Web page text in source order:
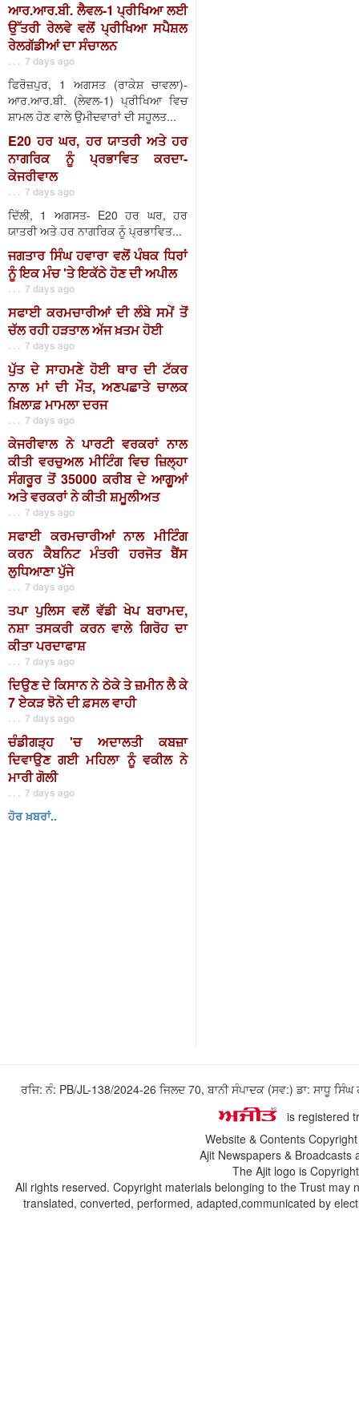
ਆਰ.ਆਰ.ਬੀ. ਲੈਵਲ-1 ਪ੍ਰੀਖਿਆ ਲਈ
ਉੱਤਰੀ ਰੇਲਵੇ ਵਲੋਂ ਪ੍ਰੀਖਿਆ ਸਪੈਸ਼ਲ
ਰੇਲਗੱਡੀਆਂ ਦਾ ਸੰਚਾਲਨ
. . . 7 days ago
ਫਿਰੋਜ਼ਪੁਰ, 1 ਅਗਸਤ (ਰਾਕੇਸ਼ ਚਾਵਲਾ)-
ਆਰ.ਆਰ.ਬੀ. (ਲੇਵਲ-1) ਪ੍ਰੀਖਿਆ ਵਿਚ
ਸ਼ਾਮਲ ਹੋਣ ਵਾਲੇ ਉਮੀਦਵਾਰਾਂ ਦੀ ਸਹੂਲਤ...
E20 ਹਰ ਘਰ, ਹਰ ਯਾਤਰੀ ਅਤੇ ਹਰ
ਨਾਗਰਿਕ ਨੂੰ ਪ੍ਰਭਾਵਿਤ ਕਰਦਾ-
ਕੇਜਰੀਵਾਲ
. . . 7 days ago
ਦਿੱਲੀ, 1 ਅਗਸਤ- E20 ਹਰ ਘਰ, ਹਰ
ਯਾਤਰੀ ਅਤੇ ਹਰ ਨਾਗਰਿਕ ਨੂੰ ਪ੍ਰਭਾਵਿਤ...
ਜਗਤਾਰ ਸਿੰਘ ਹਵਾਰਾ ਵਲੋਂ ਪੰਥਕ ਧਿਰਾਂ
ਨੂੰ ਇਕ ਮੰਚ 'ਤੇ ਇਕੱਠੇ ਹੋਣ ਦੀ ਅਪੀਲ
. . . 7 days ago
ਸਫਾਈ ਕਰਮਚਾਰੀਆਂ ਦੀ ਲੰਬੇ ਸਮੇਂ ਤੋਂ
ਚੱਲ ਰਹੀ ਹੜਤਾਲ ਅੱਜ ਖ਼ਤਮ ਹੋਈ
. . . 7 days ago
ਪੁੱਤ ਦੇ ਸਾਹਮਣੇ ਹੋਈ ਥਾਰ ਦੀ ਟੱਕਰ
ਨਾਲ ਮਾਂ ਦੀ ਮੌਤ, ਅਣਪਛਾਤੇ ਚਾਲਕ
ਖ਼ਿਲਾਫ਼ ਮਾਮਲਾ ਦਰਜ
. . . 7 days ago
ਕੇਜਰੀਵਾਲ ਨੇ ਪਾਰਟੀ ਵਰਕਰਾਂ ਨਾਲ
ਕੀਤੀ ਵਰਚੁਅਲ ਮੀਟਿੰਗ ਵਿਚ ਜ਼ਿਲ੍ਹਾ
ਸੰਗਰੂਰ ਤੋਂ 35000 ਕਰੀਬ ਦੇ ਆਗੂਆਂ
ਅਤੇ ਵਰਕਰਾਂ ਨੇ ਕੀਤੀ ਸ਼ਮੂਲੀਅਤ
. . . 7 days ago
ਸਫਾਈ ਕਰਮਚਾਰੀਆਂ ਨਾਲ ਮੀਟਿੰਗ
ਕਰਨ ਕੈਬਨਿਟ ਮੰਤਰੀ ਹਰਜੋਤ ਬੈਂਸ
ਲੁਧਿਆਣਾ ਪੁੱਜੇ
. . . 7 days ago
ਤਪਾ ਪੁਲਿਸ ਵਲੋਂ ਵੱਡੀ ਖੇਪ ਬਰਾਮਦ,
ਨਸ਼ਾ ਤਸਕਰੀ ਕਰਨ ਵਾਲੇ ਗਿਰੋਹ ਦਾ
ਕੀਤਾ ਪਰਦਾਫਾਸ਼
. . . 7 days ago
ਦਿਉਣ ਦੇ ਕਿਸਾਨ ਨੇ ਠੇਕੇ ਤੇ ਜ਼ਮੀਨ ਲੈ ਕੇ
7 ਏਕੜ ਝੋਨੇ ਦੀ ਫ਼ਸਲ ਵਾਹੀ
. . . 7 days ago
ਚੰਡੀਗੜ੍ਹ 'ਚ ਅਦਾਲਤੀ ਕਬਜ਼ਾ
ਦਿਵਾਉਣ ਗਈ ਮਹਿਲਾ ਨੂੰ ਵਕੀਲ ਨੇ
ਮਾਰੀ ਗੋਲੀ
. . . 7 days ago
ਹੋਰ ਖ਼ਬਰਾਂ..
ਰਜਿ: ਨੰ: PB/JL-138/2024-26 ਜਿਲਦ 70, ਬਾਨੀ ਸੰਪਾਦਕ (ਸਵ:) ਡਾ: ਸਾਧੂ
is registered
Website & Contents
Ajit Newspapers &
The Ajit logo is
All rights reserved. Copyright materials belonging to the Trust
translated, converted, performed, adapted,communicated by